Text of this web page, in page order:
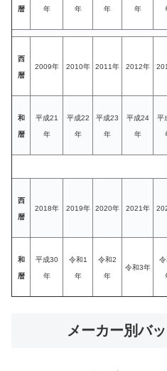
暦 年 年 年 年
西
暦
2009年 2010年 2011年 2012年
和
暦
平成21
年
平成22
年
平成23
年
平成24
年
平
西
暦
2018年 2019年 2020年 2021年
和
暦
平成30
年
令和1
年
令和2
年
令和3年
メーカー別バ